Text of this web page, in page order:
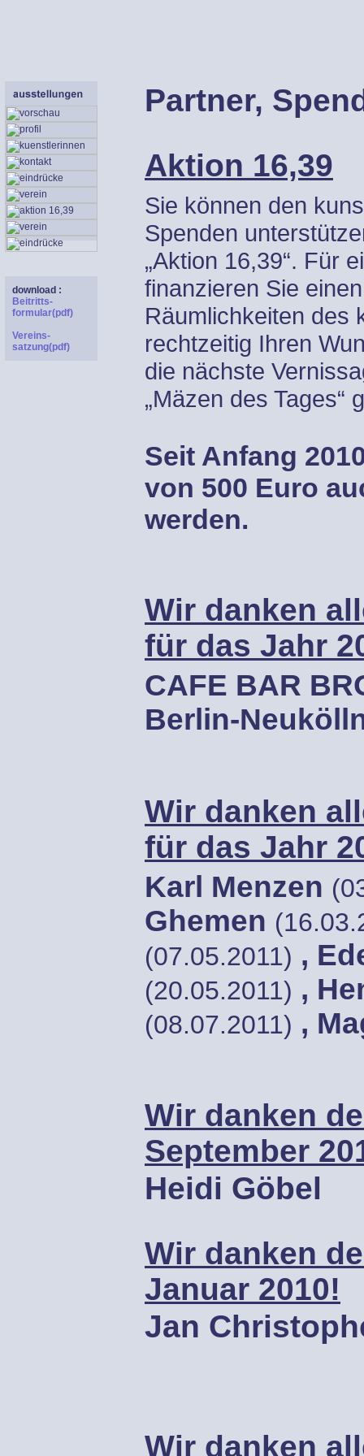
download :
Beitritts-
formular(pdf)
Vereins-
satzung(pdf)
Partner,
Aktion 16,39
Sie können den
Spenden
„Aktion 16,39“. Für
finanzieren Sie
Räumlichkeiten des
rechtzeitig Ihren
die nächste
„Mäzen des Tages“
Seit Anfang
von 500 Euro
werden.
Wir danken
für das Jahr
CAFE BAR
Berlin-
Wir danken
für das Jahr
Karl Menzen
Ghemen
(07.05.2011) ,
(20.05.2011) ,
(08.07.2011) ,
Wir danken
September
Heidi Göbel
Wir danken
Januar 2010!
Jan
Wir danken